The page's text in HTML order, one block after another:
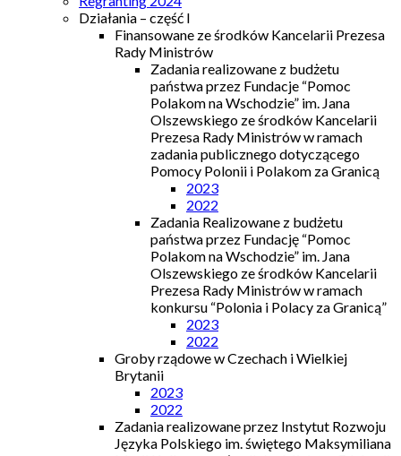
Działania – część I
Finansowane ze środków Kancelarii Prezesa
Rady Ministrów
Zadania realizowane z budżetu
państwa przez Fundacje “Pomoc
Polakom na Wschodzie” im. Jana
Olszewskiego ze środków Kancelarii
Prezesa Rady Ministrów w ramach
zadania publicznego dotyczącego
Pomocy Polonii i Polakom za Granicą
2023
2022
Zadania Realizowane z budżetu
państwa przez Fundację “Pomoc
Polakom na Wschodzie” im. Jana
Olszewskiego ze środków Kancelarii
Prezesa Rady Ministrów w ramach
konkursu “Polonia i Polacy za Granicą”
2023
2022
Groby rządowe w Czechach i Wielkiej
Brytanii
2023
2022
Zadania realizowane przez Instytut Rozwoju
Języka Polskiego im. świętego Maksymiliana